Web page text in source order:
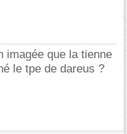
imagée que la tienne
le tpe de dareus ?